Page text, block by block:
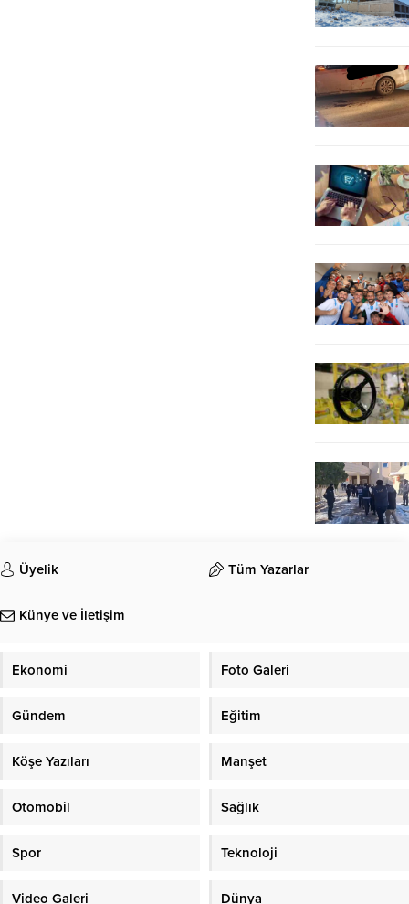
Üyelik Tüm Yazarlar
Künye ve İletişim
Ekonomi Foto Galeri
Gündem Eğitim
Köşe Yazıları Manşet
Otomobil Sağlık
Spor Teknoloji
Video Galeri Dünya